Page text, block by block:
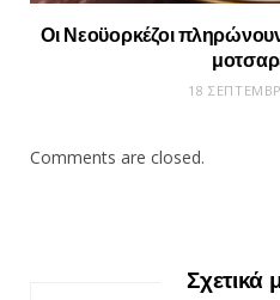
Οι Νεοϋορκέζοι
18
Comments are closed.
Σχετικά